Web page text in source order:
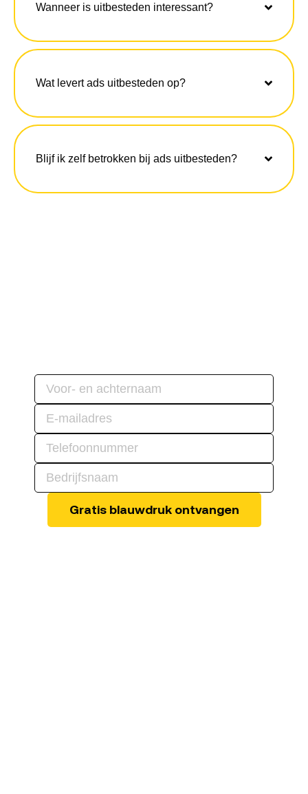
Wanneer is uitbesteden interessant?
Wat levert ads uitbesteden op?
Blijf ik zelf betrokken bij ads uitbesteden?
Gratis blauwdruk ontvangen